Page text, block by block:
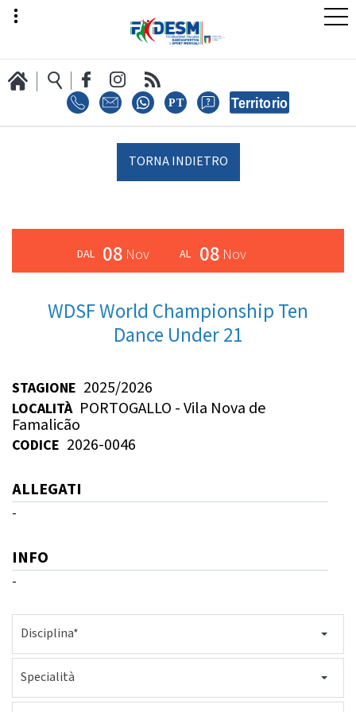
LA FEDERAZIONE
AREA SPORT
AREA TECNICA
Contatti Discipline
Tesseramento Territorio
TORNA INDIETRO
08 Nov 08 Nov
WDSF World Championship Ten
Dance Under 21
STAGIONE 2025/2026
LOCALITÀ PORTOGALLO - Vila Nova de
Famalicão
CODICE 2026-0046
ALLEGATI
-
INFO
-
Disciplina*
Specialità